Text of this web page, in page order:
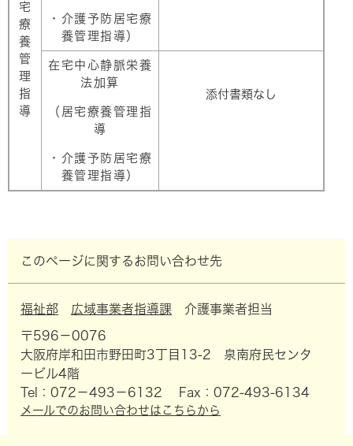
宅
療
養
管
理
指
導
・介護予防居宅療
養管理指導）
在宅中心静脈栄養
法加算​
（居宅療養管理指
導
・介護予防居宅療
養管理指導）
添付書類なし
このページに関するお問い合わせ先
福祉部 広域事業者指導課 介護事業者担当
〒596－0076
大阪府岸和田市野田町3丁目13-2 泉南府民センタ
ービル4階
Tel：072－493－6132
Fax：072-493-6134
メールでのお問い合わせはこちらから